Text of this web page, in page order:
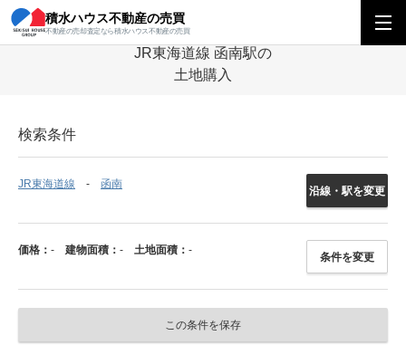
積水ハウス不動産の売買
不動産の売却査定なら積水ハウス不動産の売買
積水ハウス不動産の売買 中部エリア 函
JR東海道線 函南駅の
土地購入
検索条件
JR東海道線 函南
沿線・駅を変更
価格： - 建物面積： - 土地面積： -
条件を変更
この条件を保存